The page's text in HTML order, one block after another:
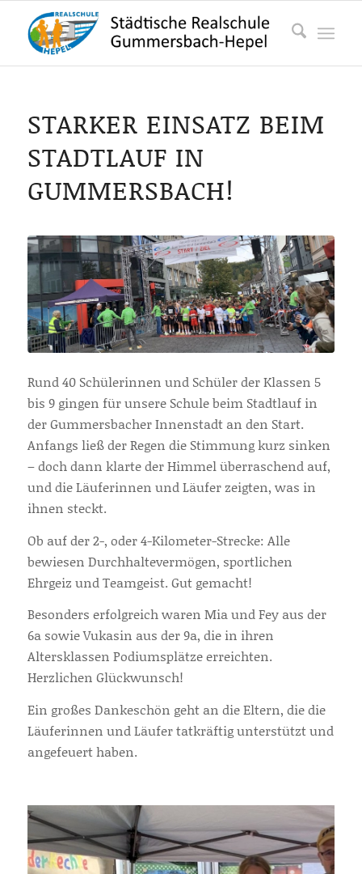
STARKER EINSATZ BEIM
STADTLAUF IN
GUMMERSBACH!
Rund 40 Schülerinnen und Schüler der Klassen 5
bis 9 gingen für unsere Schule beim Stadtlauf in
der Gummersbacher Innenstadt an den Start.
Anfangs ließ der Regen die Stimmung kurz sinken
– doch dann klarte der Himmel überraschend auf,
und die Läuferinnen und Läufer zeigten, was in
ihnen steckt.
Ob auf der 2-, oder 4-Kilometer-Strecke: Alle
bewiesen Durchhaltevermögen, sportlichen
Ehrgeiz und Teamgeist. Gut gemacht!
Besonders erfolgreich waren Mia und Fey aus der
6a sowie Vukasin aus der 9a, die in ihren
Altersklassen Podiumsplätze erreichten.
Herzlichen Glückwunsch!
Ein großes Dankeschön geht an die Eltern, die die
Läuferinnen und Läufer tatkräftig unterstützt und
angefeuert haben.